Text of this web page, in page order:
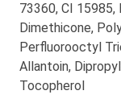
73360, CI
Dimethicone,
Perfluorooctyl
Allantoin,
Tocopherol